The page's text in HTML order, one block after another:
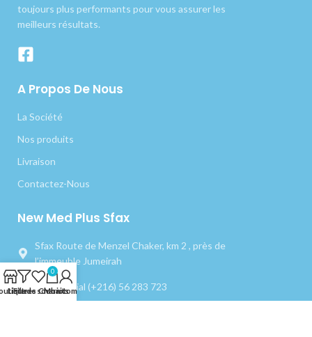
toujours plus performants pour vous assurer les
meilleurs résultats.
A Propos De Nous
La Société
Nos produits
Livraison
Contactez-Nous
New Med Plus Sfax
Sfax Route de Menzel Chaker, km 2 , près de
l’immeuble Jumeirah
Commercial (+216) 56 283 723
Filtres
Liste de souhaits
0
Chariot
Mon compte